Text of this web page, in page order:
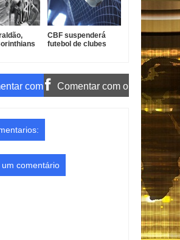
CBF suspenderá
futebol de clubes
com Comentar com o
um comentário